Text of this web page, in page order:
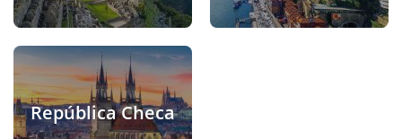
República Checa